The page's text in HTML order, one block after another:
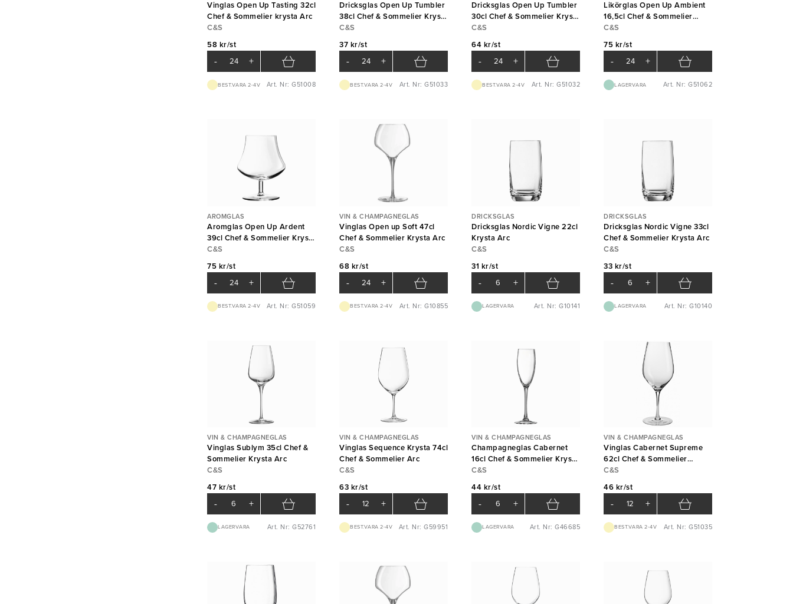
Vinglas Open Up Tasting 32cl
Chef & Sommelier krysta Arc
C&S
58 kr/st
- +
BEST.VARA 2-4V Art. Nr: G51008
Dricksglas Open Up Tumbler
38cl Chef & Sommelier Krysta
Arc
C&S
37 kr/st
- +
BEST.VARA 2-4V Art. Nr: G51033
Dricksglas Open Up Tumbler
30cl Chef & Sommelier Krysta
Arc
C&S
64 kr/st
- +
BEST.VARA 2-4V Art. Nr: G51032
Likörglas Open Up Ambient
16,5cl Chef & Sommelier
Krysta Arc
C&S
75 kr/st
- +
LAGERVARA Art. Nr: G51062
AROMGLAS
Aromglas Open Up Ardent
39cl Chef & Sommelier Krysta
Arc
C&S
75 kr/st
- +
BEST.VARA 2-4V Art. Nr: G51059
VIN & CHAMPAGNEGLAS
Vinglas Open up Soft 47cl
Chef & Sommelier Krysta Arc
C&S
68 kr/st
- +
BEST.VARA 2-4V Art. Nr: G10855
DRICKSGLAS
Dricksglas Nordic Vigne 22cl
Krysta Arc
C&S
31 kr/st
- +
LAGERVARA Art. Nr: G10141
DRICKSGLAS
Dricksglas Nordic Vigne 33cl
Chef & Sommelier Krysta Arc
C&S
33 kr/st
- +
LAGERVARA Art. Nr: G10140
VIN & CHAMPAGNEGLAS
Vinglas Sublym 35cl Chef &
Sommelier Krysta Arc
C&S
47 kr/st
- +
LAGERVARA Art. Nr: G52761
VIN & CHAMPAGNEGLAS
Vinglas Sequence Krysta 74cl
Chef & Sommelier Arc
C&S
63 kr/st
- +
BEST.VARA 2-4V Art. Nr: G59951
VIN & CHAMPAGNEGLAS
Champagneglas Cabernet
16cl Chef & Sommelier Krysta
Arc
C&S
44 kr/st
- +
LAGERVARA Art. Nr: G46685
VIN & CHAMPAGNEGLAS
Vinglas Cabernet Supreme
62cl Chef & Sommelier
Krysta Arc
C&S
46 kr/st
- +
BEST.VARA 2-4V Art. Nr: G51035